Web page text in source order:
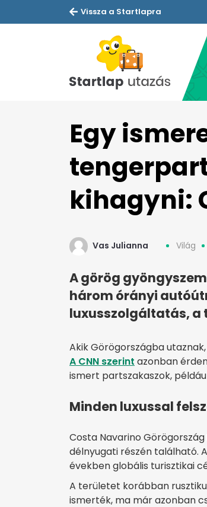
Vissza a Startlapra
Egy
kihagyni:
Vas Julianna Világ
A görög
három órányi
luxusszolgáltatás, a
Akik Görögországba
A CNN szerint azonban
ismert partszakaszok,
Minden luxussal
Costa Navarino Görögország
délnyugati részén található.
években globális turisztikai
A területet korábban
ismerték, ma már azonban